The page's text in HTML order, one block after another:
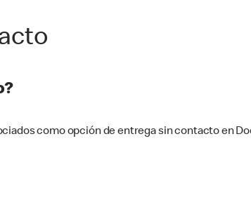
como opción de entrega sin contacto en